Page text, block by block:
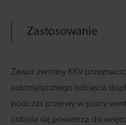
Zastosowanie
Zawór zwrotny KKV
automatycznego odcięcia
podczas przerwy w pracy
cofania się powietrza do